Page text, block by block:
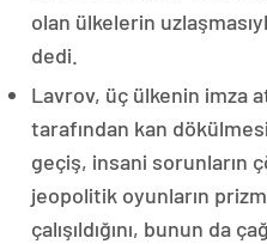
olan ülkelerin
dedi.
Lavrov, üç ülkenin imza
tarafından kan
geçiş, insani sorunların
jeopolitik oyunların
çalışıldığını, bunun da